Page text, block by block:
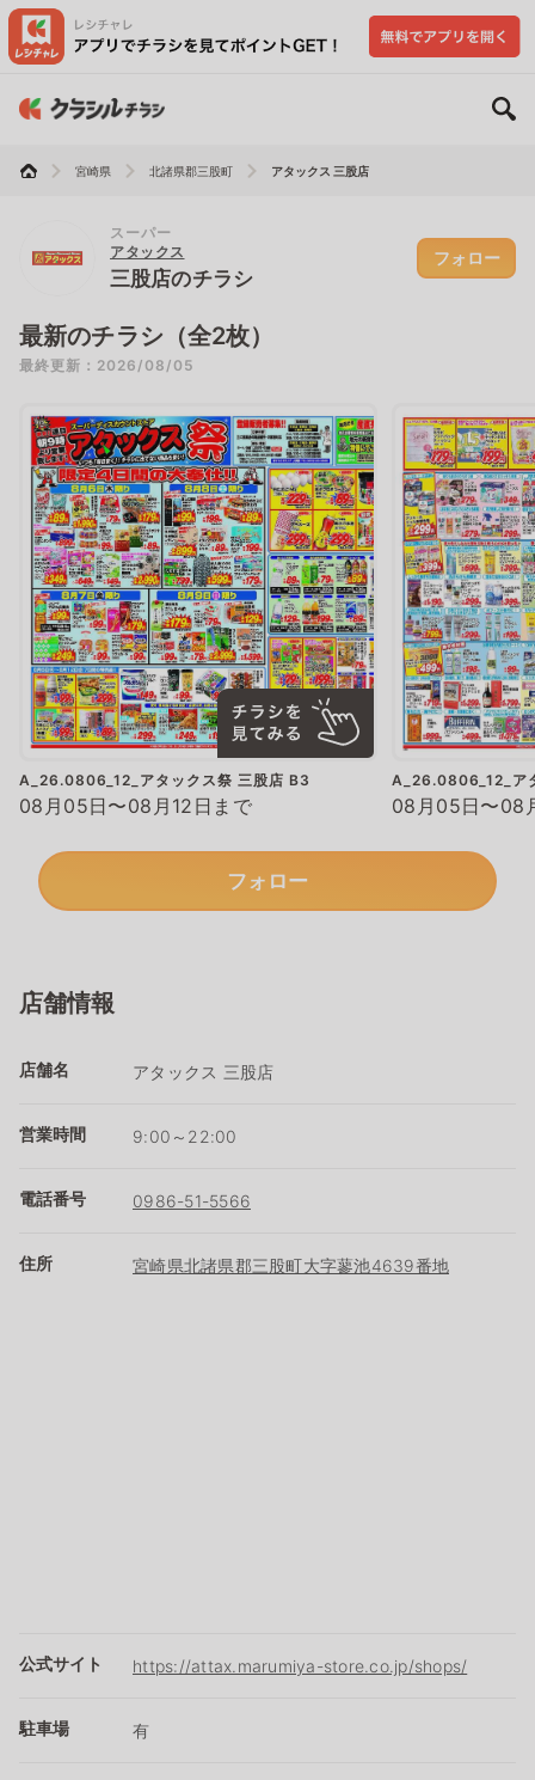
宮崎県 北諸県郡三股町 アタックス 三股店
スーパー
アタックス
三股店のチラシ
フォロー
最新のチラシ（全2枚）
最終更新：2026/08/05
A_26.0806_12_アタックス祭 三股店 B3
08月05日〜08月12日まで
A_26.0806_12_ア
08月05日〜08
フォロー
店舗情報
店舗名 アタックス 三股店
営業時間 9:00～22:00
電話番号 0986-51-5566
住所 宮崎県北諸県郡三股町大字蓼池4639番地
公式サイト https://attax.marumiya-store.co.jp/shops/
駐車場 有